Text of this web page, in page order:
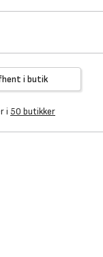
i butik
i 50 butikker